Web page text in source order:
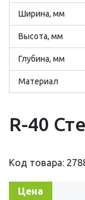
Ширина, мм
Высота, мм
Глубина, мм
Материал
R-40
Код товара:
Цена